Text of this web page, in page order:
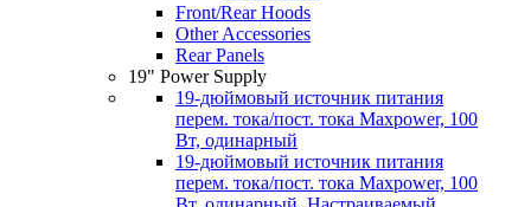
Front/Rear Hoods
Other Accessories
Rear Panels
19" Power Supply
19-дюймовый источник питания
перем. тока/пост. тока Maxpower, 100
Вт, одинарный
19-дюймовый источник питания
перем. тока/пост. тока Maxpower, 100